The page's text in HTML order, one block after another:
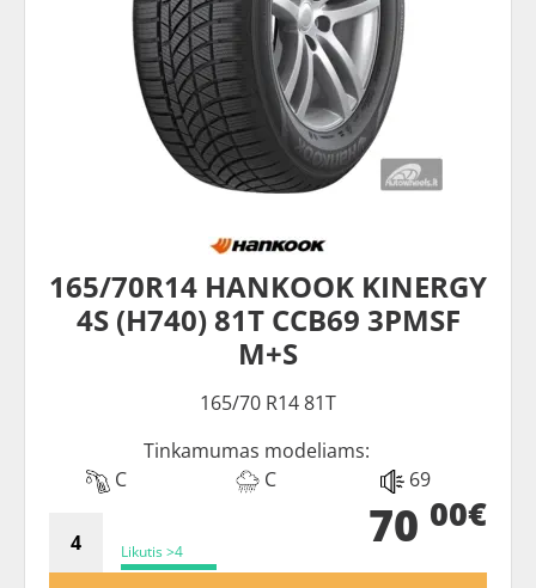
165/70R14 HANKOOK KINERGY
4S (H740) 81T CCB69 3PMSF
M+S
165/70 R14 81T
Tinkamumas modeliams:
C
C 69
Likutis >4 70 00€